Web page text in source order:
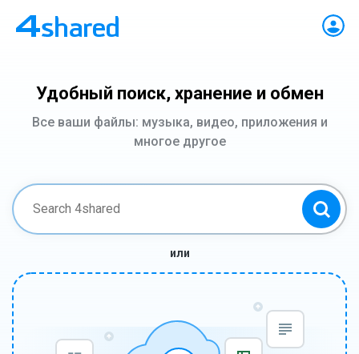
Удобный поиск, хранение и обмен
Все ваши файлы: музыка, видео, приложения и
многое другое
или